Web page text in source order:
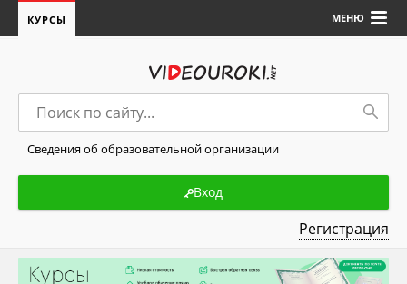
МЕНЮ
КУРСЫ
Сведения об образовательной организации
Вход
Регистрация